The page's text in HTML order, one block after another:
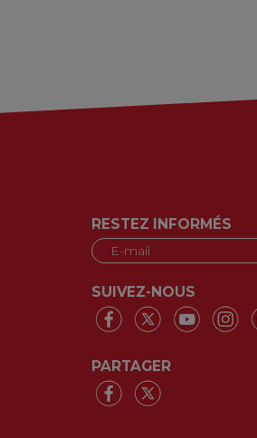
RESTEZ INFORMÉS
SUIVEZ-NOUS
PARTAGER